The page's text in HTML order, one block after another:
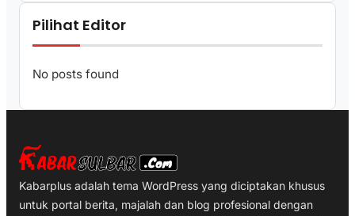
Pilihat Editor
No posts found
Kabarplus adalah tema WordPress yang diciptakan khusus
untuk portal berita, majalah dan blog profesional dengan